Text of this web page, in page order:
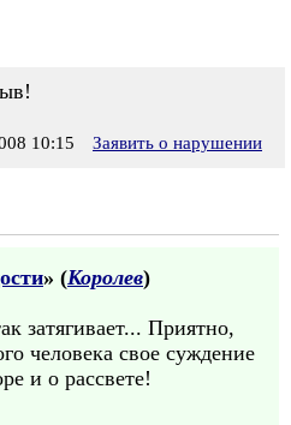
10:15 Заявить о нарушении
» (Королев)
затягивает... Приятно,
человека свое суждение
и о рассвете!